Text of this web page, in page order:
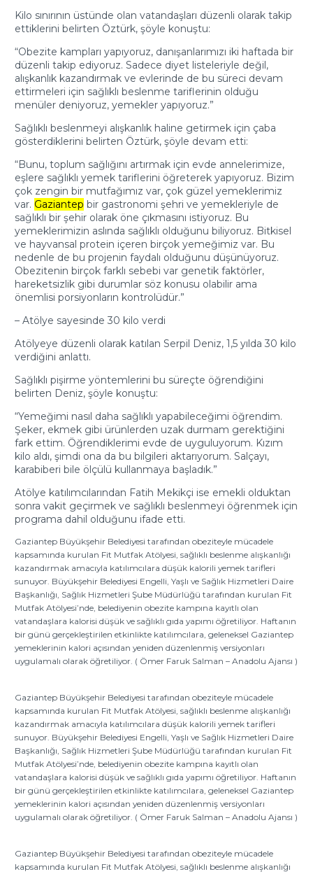
Kilo sınırının üstünde olan vatandaşları düzenli olarak takip
ettiklerini belirten Öztürk, şöyle konuştu:
“Obezite kampları yapıyoruz, danışanlarımızı iki haftada bir
düzenli takip ediyoruz. Sadece diyet listeleriyle değil,
alışkanlık kazandırmak ve evlerinde de bu süreci devam
ettirmeleri için sağlıklı beslenme tariflerinin olduğu
menüler deniyoruz, yemekler yapıyoruz.”
Sağlıklı beslenmeyi alışkanlık haline getirmek için çaba
gösterdiklerini belirten Öztürk, şöyle devam etti:
“Bunu, toplum sağlığını artırmak için evde annelerimize,
eşlere sağlıklı yemek tariflerini öğreterek yapıyoruz. Bizim
çok zengin bir mutfağımız var, çok güzel yemeklerimiz
var. Gaziantep bir gastronomi şehri ve yemekleriyle de
sağlıklı bir şehir olarak öne çıkmasını istiyoruz. Bu
yemeklerimizin aslında sağlıklı olduğunu biliyoruz. Bitkisel
ve hayvansal protein içeren birçok yemeğimiz var. Bu
nedenle de bu projenin faydalı olduğunu düşünüyoruz.
Obezitenin birçok farklı sebebi var genetik faktörler,
hareketsizlik gibi durumlar söz konusu olabilir ama
önemlisi porsiyonların kontrolüdür.”
– Atölye sayesinde 30 kilo verdi
Atölyeye düzenli olarak katılan Serpil Deniz, 1,5 yılda 30 kilo
verdiğini anlattı.
Sağlıklı pişirme yöntemlerini bu süreçte öğrendiğini
belirten Deniz, şöyle konuştu:
“Yemeğimi nasıl daha sağlıklı yapabileceğimi öğrendim.
Şeker, ekmek gibi ürünlerden uzak durmam gerektiğini
fark ettim. Öğrendiklerimi evde de uyguluyorum. Kızım
kilo aldı, şimdi ona da bu bilgileri aktarıyorum. Salçayı,
karabiberi bile ölçülü kullanmaya başladık.”
Atölye katılımcılarından Fatih Mekikçi ise emekli olduktan
sonra vakit geçirmek ve sağlıklı beslenmeyi öğrenmek için
programa dahil olduğunu ifade etti.
Gaziantep Büyükşehir Belediyesi tarafından obeziteyle mücadele
kapsamında kurulan Fit Mutfak Atölyesi, sağlıklı beslenme alışkanlığı
kazandırmak amacıyla katılımcılara düşük kalorili yemek tarifleri
sunuyor. Büyükşehir Belediyesi Engelli, Yaşlı ve Sağlık Hizmetleri Daire
Başkanlığı, Sağlık Hizmetleri Şube Müdürlüğü tarafından kurulan Fit
Mutfak Atölyesi’nde, belediyenin obezite kampına kayıtlı olan
vatandaşlara kalorisi düşük ve sağlıklı gıda yapımı öğretiliyor. Haftanın
bir günü gerçekleştirilen etkinlikte katılımcılara, geleneksel Gaziantep
yemeklerinin kalori açısından yeniden düzenlenmiş versiyonları
uygulamalı olarak öğretiliyor. ( Ömer Faruk Salman – Anadolu Ajansı )
Gaziantep Büyükşehir Belediyesi tarafından obeziteyle mücadele
kapsamında kurulan Fit Mutfak Atölyesi, sağlıklı beslenme alışkanlığı
kazandırmak amacıyla katılımcılara düşük kalorili yemek tarifleri
sunuyor. Büyükşehir Belediyesi Engelli, Yaşlı ve Sağlık Hizmetleri Daire
Başkanlığı, Sağlık Hizmetleri Şube Müdürlüğü tarafından kurulan Fit
Mutfak Atölyesi’nde, belediyenin obezite kampına kayıtlı olan
vatandaşlara kalorisi düşük ve sağlıklı gıda yapımı öğretiliyor. Haftanın
bir günü gerçekleştirilen etkinlikte katılımcılara, geleneksel Gaziantep
yemeklerinin kalori açısından yeniden düzenlenmiş versiyonları
uygulamalı olarak öğretiliyor. ( Ömer Faruk Salman – Anadolu Ajansı )
Gaziantep Büyükşehir Belediyesi tarafından obeziteyle mücadele
kapsamında kurulan Fit Mutfak Atölyesi, sağlıklı beslenme alışkanlığı